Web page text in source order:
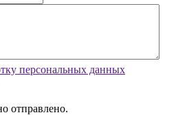
персональных данных
отправлено.